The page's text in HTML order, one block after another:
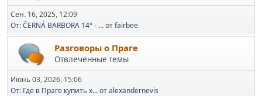
Сен. 16, 2025, 12:09
От: ČERNÁ BARBORA 14° - ...отfairbee
Разговоры о Праге
Отвлечённые темы
Июнь 03, 2026, 15:06
От: Где в Праге купить х...отalexandernevis